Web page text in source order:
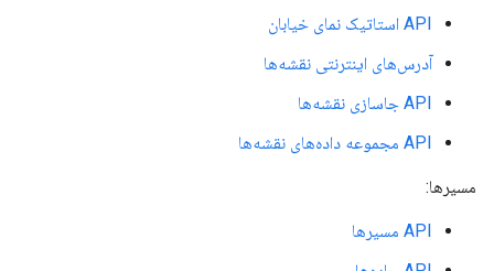
API استاتیک نمای خیابان
آدرس‌های اینترنتی نقشه‌ها
API جاسازی نقشه‌ها
API مجموعه داده‌های نقشه‌ها
مسیرها:
API مسیرها